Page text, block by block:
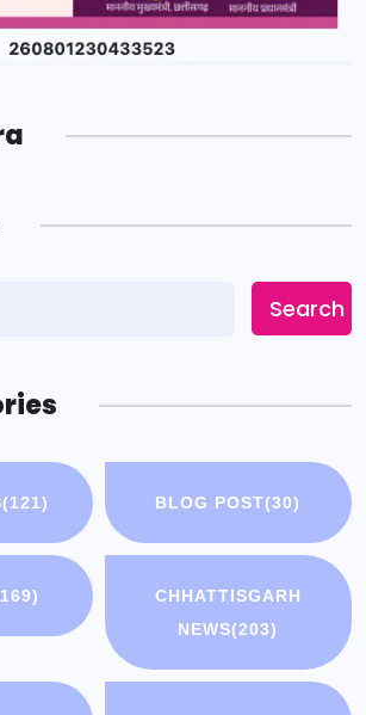
Search
(121) BLOG POST(30)
CHHATTISGARH
NEWS(203)